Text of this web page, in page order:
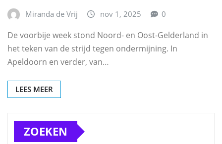
Miranda de Vrij nov 1, 2025 0
De voorbije week stond Noord- en Oost-Gelderland in
het teken van de strijd tegen ondermijning. In
Apeldoorn en verder, van…
LEES MEER
ZOEKEN